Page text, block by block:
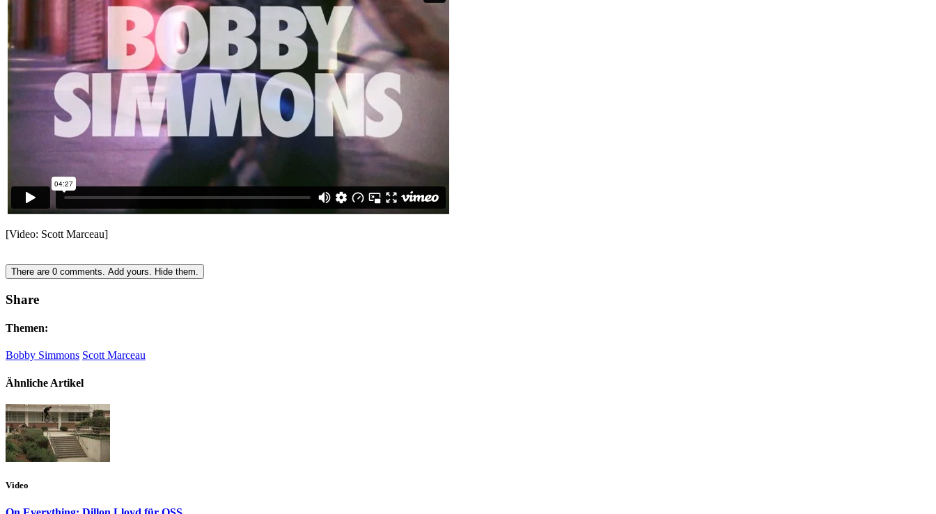
[Video: Scott Marceau]
There are 0 comments. Add yours. Hide them.
Share
Themen:
Bobby Simmons Scott Marceau
Ähnliche Artikel
Video